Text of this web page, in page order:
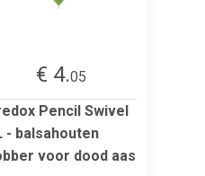
€ 4.05
Pencil Swivel
- balsahouten
voor dood aas